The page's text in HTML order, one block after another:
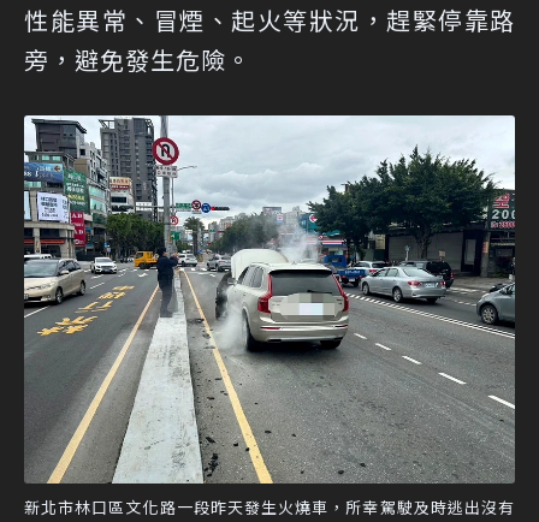
性能異常、冒煙、起火等狀況，趕緊停靠路
旁，避免發生危險。
新北市林口區文化路一段昨天發生火燒車，所幸駕駛及時逃出沒有